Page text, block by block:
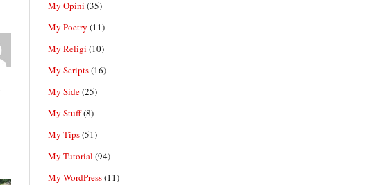
My Opini (35)
My Poetry (11)
My Religi (10)
My Scripts(16)
My Side(25)
My Stuff(8)
My Tips(51)
My Tutorial (94)
My WordPress(11)